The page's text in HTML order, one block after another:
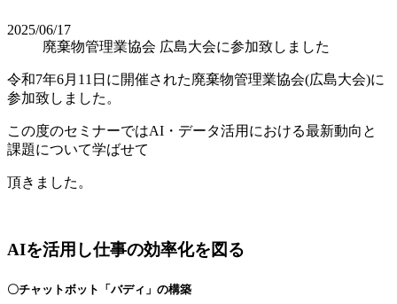
2025/06/17
廃棄物管理業協会 広島大会に参加致しました
令和7年6月11日に開催された廃棄物管理業協会(広島大会)に
参加致しました。
この度のセミナーではAI・データ活用における最新動向と
課題について学ばせて
頂きました。
AIを活用し仕事の効率化を図る
〇チャットボット「バディ」の構築